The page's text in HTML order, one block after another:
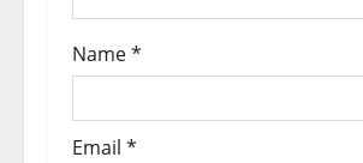
o
n
Name*
Email *